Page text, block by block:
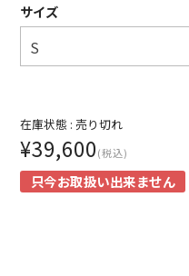
BELT
OTHER
Contact
サイズ
在庫状態 : 売り切れ
¥39,600(税込)
只今お取扱い出来ません